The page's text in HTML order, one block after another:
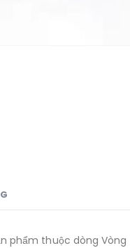
phẩm thuộc dòng